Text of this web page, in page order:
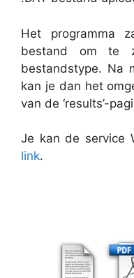
Het programma
bestand om te
bestandstype. Na
kan je dan het
van de ‘results’-
Je kan de service
link.